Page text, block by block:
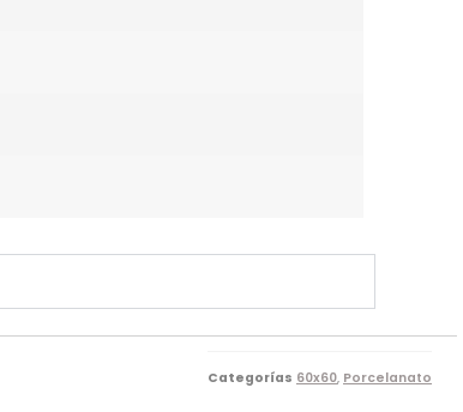
Categorías 60x60, Porcelanato